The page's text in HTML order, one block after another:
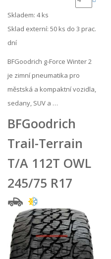
Skladem: 4 ks
Sklad externí: 50 ks do 3 prac.
dní
BFGoodrich g-Force Winter 2
je zimní pneumatika pro
městská a kompaktní vozidla,
sedany, SUV a …
BFGoodrich
Trail-Terrain
T/A 112T OWL
245/75 R17